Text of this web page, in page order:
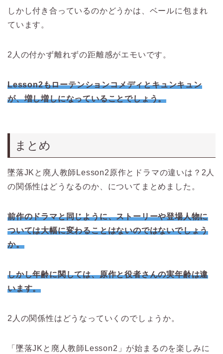
しかし付き合っているのかどうかは、ベールに包まれ
ています。
2人の付かず離れずの距離感がエモいです。
Lesson2もローテンションコメディとキュンキュン
が、増し増しになっていることでしょう。
まとめ
墜落JKと廃人教師Lesson2原作とドラマの違いは？2人
の関係性はどうなるのか、についてまとめました。
前作のドラマと同じように、ストーリーや登場人物に
ついては大幅に変わることはないのではないでしょう
か。
しかし年齢に関しては、原作と役者さんの実年齢は違
います。
2人の関係性はどうなっていくのでしょうか。
「墜落JKと廃人教師Lesson2」が始まるのを楽しみに